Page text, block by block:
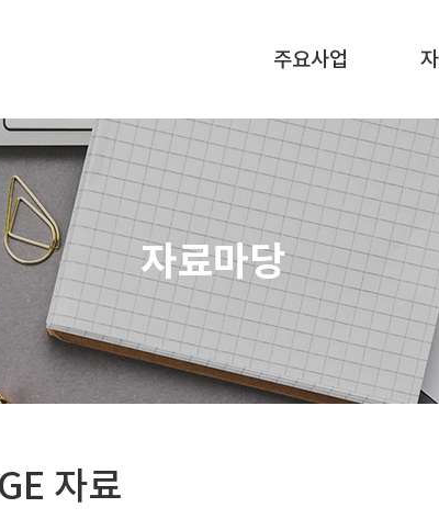
주요사업
자료마당
자료